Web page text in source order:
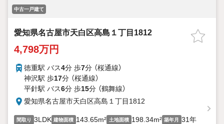
中古一戸建て
愛知県名古屋市天白区高島１丁目1812
4,798万円
徳重駅 バス4分 歩7分 （桜通線）
神沢駅 歩17分 （桜通線）
平針駅 バス6分 歩15分 （鶴舞線）
愛知県名古屋市天白区高島１丁目1812
間取り 3LDK 建物面積 143.65m² 土地面積 198.34m² 築年月 31年